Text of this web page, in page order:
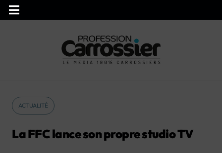
ACTUALITÉ
La FFC lance son propre studio TV